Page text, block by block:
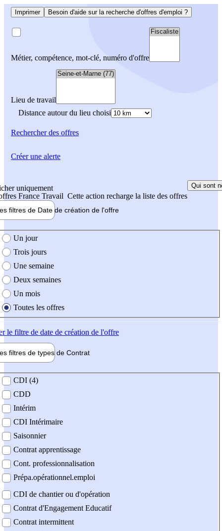
Imprimer Besoin d'aide sur la recherche d'offres d'emploi ?
Métier, compétence, mot-clé, numéro d'offre
Lieu de travail
Distance autour du lieu choisi
Rechercherdes offres
uniquement
France Travail Cette action recharge la liste des offres
Qui sont
filtres de Date de création de l'offre
création de l'offre
Un jour
Trois jours
Une semaine
Deux semaines
Un mois
Toutes les offres
le filtre de date de création de l'offre
filtres de types de Contrat
contrat
CDI (4)
CDD
Intérim
CDI Intérimaire
Saisonnier
Contrat apprentissage
Cont. professionnalisation
Prépa.opérationnel.emploi
CDI de chantier ou d'opération
Contrat d'Engagement Educatif
Contrat intermittent
Créer une alerte